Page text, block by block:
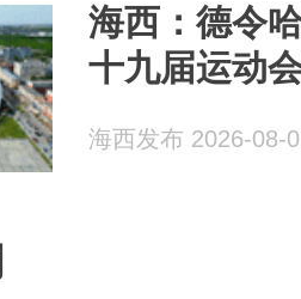
海西：德令
十九届运动
海西发布 2026-08-